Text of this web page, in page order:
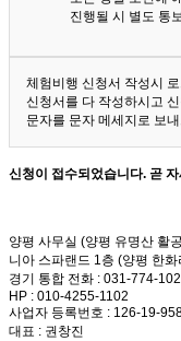
진행될 시 별도 통
체험비행 신청서 작성시
신청서를 다 작성하시고
문자를 문자 메세지로 보
신청이 접수되었습니다. 곧
양평 사무실 (양평 유명산 활
니아 스파랜드 1층 (양평 한
경기 통합 전화 : 031-774-
HP : 010-4255-1102
사업자 등록번호 : 126-19-
대표 : 권창진